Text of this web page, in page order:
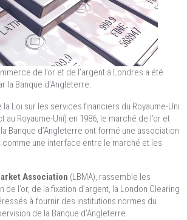
de l’or et de l’argent à Londres a été
la Banque d’Angleterre.
la Loi sur les services financiers du Royaume-Uni
au Royaume-Uni) en 1986, le marché de l’or et
Banque d’Angleterre ont formé une association
une interface entre le marché et les
Association (LBMA), rassemble les
de l’or, de la fixation d’argent, la London Clearing
à fournir des institutions normes du
de la Banque d’Angleterre.